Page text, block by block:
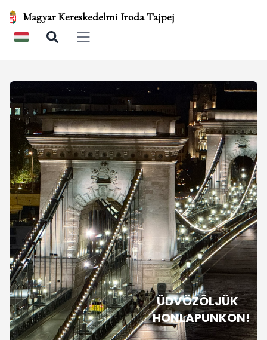
Magyar Kereskedelmi Iroda Tajpej
Open main menu
ÜDVÖZÖLJÜK
HONLAPUNKON!